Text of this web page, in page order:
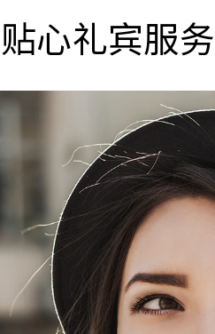
贴心礼宾服务